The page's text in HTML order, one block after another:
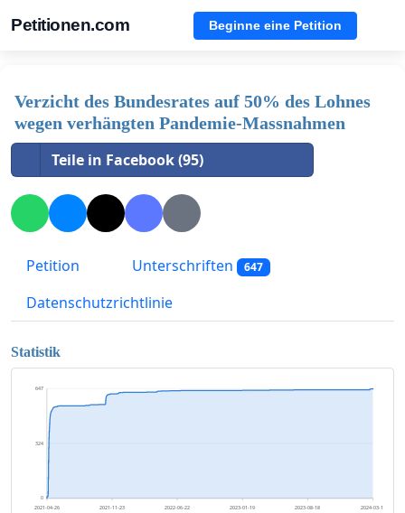
Petitionen.com Beginne eine Petition
Verzicht des Bundesrates auf 50% des Lohnes
wegen verhängten Pandemie-Massnahmen
Teile in Facebook (95)
Petition Unterschriften 647
Datenschutzrichtlinie
Statistik
0
324
647
2021-04-26 2021-11-23 2022-06-22 2023-01-19 2023-08-18 2024-03-16